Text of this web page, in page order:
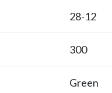
28-12
300
Green